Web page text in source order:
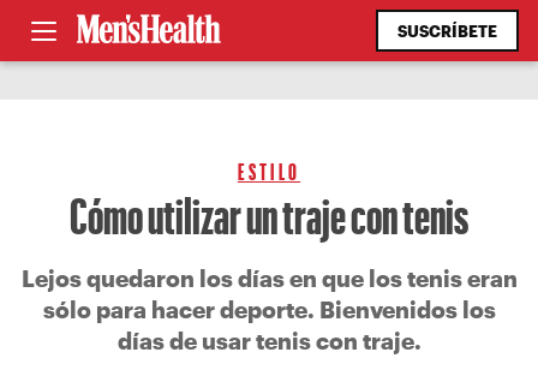
SUSCRÍBETE
ESTILO
Cómo utilizar un traje con tenis
Lejos quedaron los días en que los tenis eran
sólo para hacer deporte. Bienvenidos los
días de usar tenis con traje.